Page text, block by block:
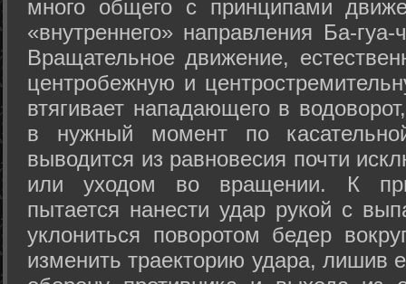
много общего с принципами
«внутреннего» направления Ба-
Вращательное движение,
центробежную и
втягивает нападающего в
в нужный момент по
выводится из равновесия почти
или уходом во вращении. К
пытается нанести удар рукой с
уклониться поворотом бедер
изменить траекторию удара, лишив